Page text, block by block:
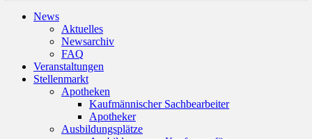
News
Aktuelles
Newsarchiv
FAQ
Veranstaltungen
Stellenmarkt
Apotheken
Kaufmännischer Sachbearbeiter
Apotheker
Ausbildungsplätze